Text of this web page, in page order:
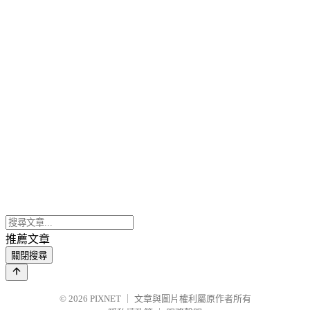
推薦文章
關閉搜尋
© 2026 PIXNET
文章與圖片權利屬原作者所有